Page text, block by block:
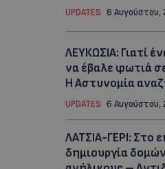
UPDATES 6 Αυγούστου,
ΛΕΥΚΩΣΙΑ: Γιατί
να έβαλε φωτιά
Η Αστυνομία
UPDATES 6 Αυγούστου,
ΛΑΤΣΙΑ-ΓΕΡΙ: Στο
δημιουργία